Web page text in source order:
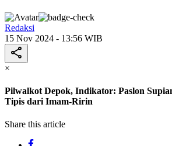
Redaksi
15 Nov 2024 - 13:56 WIB
×
Pilwalkot Depok, Indikator: Paslon
Tipis dari Imam-Ririn
Share this article